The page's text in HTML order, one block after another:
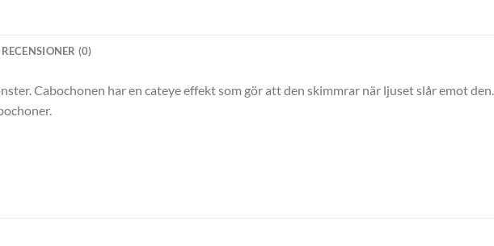
RECENSIONER (0)
Cabochonen har en cateye effekt som gör att den skimmrar när ljuset slår emot den.